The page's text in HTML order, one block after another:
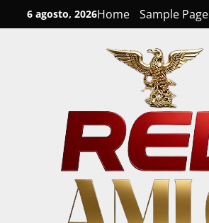
to
6 agosto, 2026Home Sample Page